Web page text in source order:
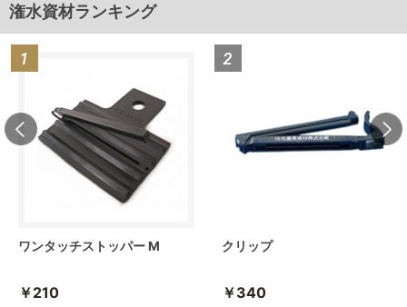
潅水資材ランキング
ワンタッチストッパー M
￥210
クリップ
￥340